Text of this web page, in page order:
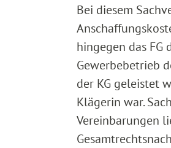
Bei diesem
hingegen das
Gewerbebetrieb
der KG geleistet
Klägerin war.
Vereinbarungen